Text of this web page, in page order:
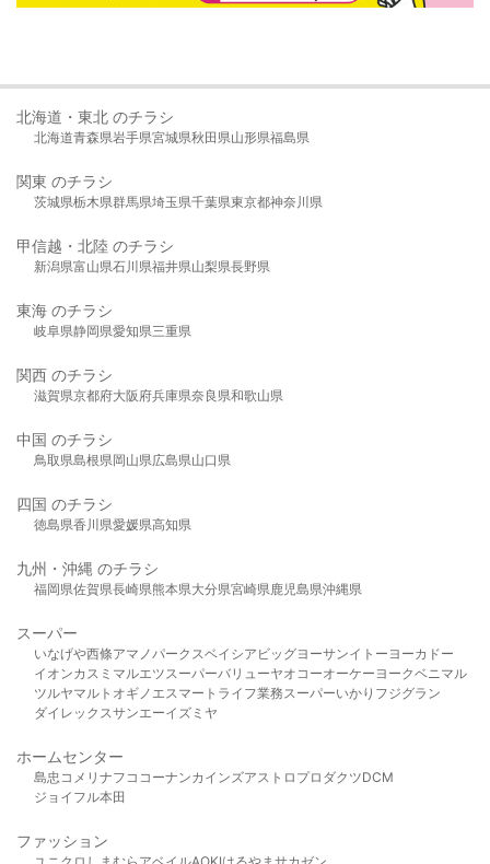
北海道・東北 のチラシ
北海道青森県岩手県宮城県秋田県山形県福島県
関東 のチラシ
茨城県栃木県群馬県埼玉県千葉県東京都神奈川県
甲信越・北陸 のチラシ
新潟県富山県石川県福井県山梨県長野県
東海 のチラシ
岐阜県静岡県愛知県三重県
関西 のチラシ
滋賀県京都府大阪府兵庫県奈良県和歌山県
中国 のチラシ
鳥取県島根県岡山県広島県山口県
四国 のチラシ
徳島県香川県愛媛県高知県
九州・沖縄 のチラシ
福岡県佐賀県長崎県熊本県大分県宮崎県鹿児島県沖縄県
スーパー
いなげや西條アマノパークスベイシア ビッグヨーサンイトーヨーカドー
イオンカスミ マルエツスーパーバリューヤオコーオーケー ヨークベニマル
ツルヤマルト オギノ エスマート ライフ業務スーパーいかり フジグラン
ダイレックスサンエーイズミヤ
ホームセンター
島忠 コメリ ナフコ コーナンカインズアストロプロダクツDCM
ジョイフル本田
ファッション